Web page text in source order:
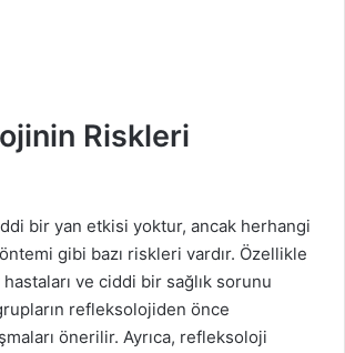
Riskleri
bir yan etkisi yoktur, ancak herhangi
gibi bazı riskleri vardır. Özellikle
ve ciddi bir sağlık sorunu
refleksolojiden önce
önerilir. Ayrıca, refleksoloji